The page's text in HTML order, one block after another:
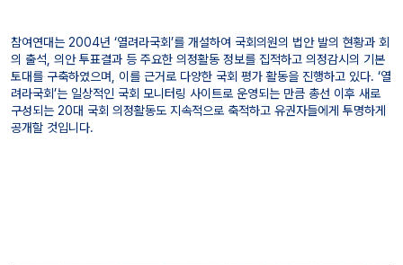
참여연대는 2004년 ‘열려라국회’를 개설하여 국회의원의 법안 발의 현황과 회
의 출석, 의안 투표결과 등 주요한 의정활동 정보를 집적하고 의정감시의 기본
토대를 구축하였으며, 이를 근거로 다양한 국회 평가 활동을 진행하고 있다. ‘열
려라국회’는 일상적인 국회 모니터링 사이트로 운영되는 만큼 총선 이후 새로
구성되는 20대 국회 의정활동도 지속적으로 축적하고 유권자들에게 투명하게
공개할 것입니다.